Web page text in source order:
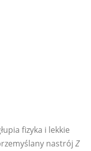
fizyka i lekkie
nastrój Z